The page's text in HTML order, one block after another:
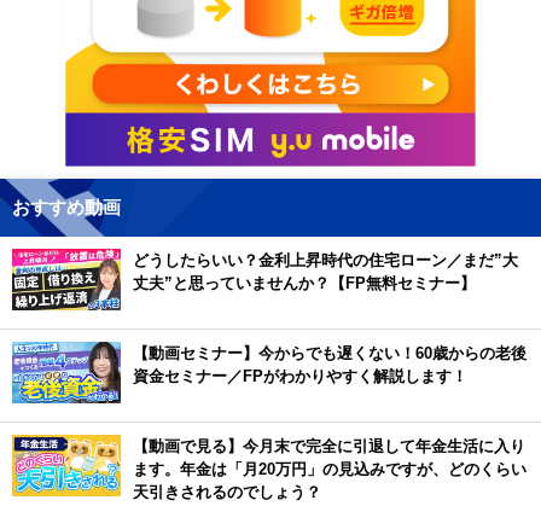
おすすめ動画
どうしたらいい？金利上昇時代の住宅ローン／まだ”大
丈夫”と思っていませんか？【FP無料セミナー】
【動画セミナー】今からでも遅くない！60歳からの老後
資金セミナー／FPがわかりやすく解説します！
【動画で見る】今月末で完全に引退して年金生活に入り
ます。年金は「月20万円」の見込みですが、どのくらい
天引きされるのでしょう？